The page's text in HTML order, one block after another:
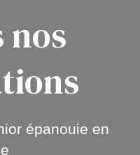
nos
épanouie en